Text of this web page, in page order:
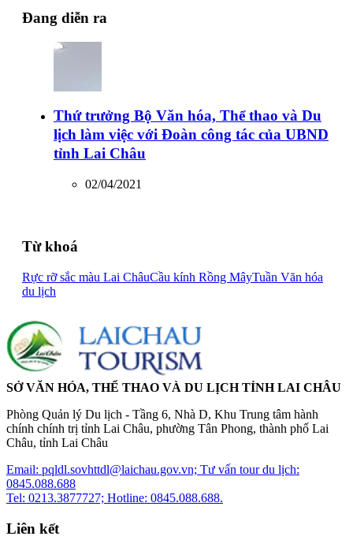
Đang diễn ra
Thứ trưởng Bộ Văn hóa, Thể thao và Du
lịch làm việc với Đoàn công tác của UBND
tỉnh Lai Châu
02/04/2021
Từ khoá
Rực rỡ sắc màu Lai ChâuCầu kính Rồng MâyTuần Văn hóa
du lịch
SỞ VĂN HÓA, THỂ THAO VÀ DU LỊCH TỈNH LAI CHÂU
Phòng Quản lý Du lịch - Tầng 6, Nhà D, Khu Trung tâm hành
chính chính trị tỉnh Lai Châu, phường Tân Phong, thành phố Lai
Châu, tỉnh Lai Châu
Email: pqldl.sovhttdl@laichau.gov.vn; Tư vấn tour du lịch:
0845.088.688
Tel: 0213.3877727; Hotline: 0845.088.688.
Liên kết